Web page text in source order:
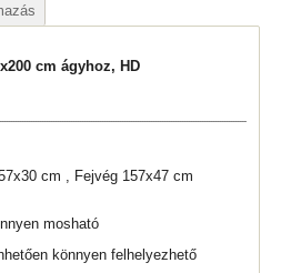
cm ágyhoz, HD
cm , Fejvég 157x47 cm
mosható
könnyen felhelyezhető